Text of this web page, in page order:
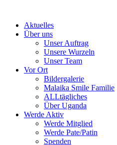
contentAktuelles
Über uns
Unser Auftrag
Unsere Wurzeln
Unser Team
Vor Ort
Bildergalerie
Malaika Smile Familie
ALLtägliches
Über Uganda
Werde Aktiv
Werde Mitglied
Werde Pate/Patin
Spenden